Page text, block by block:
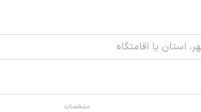
مشخصات